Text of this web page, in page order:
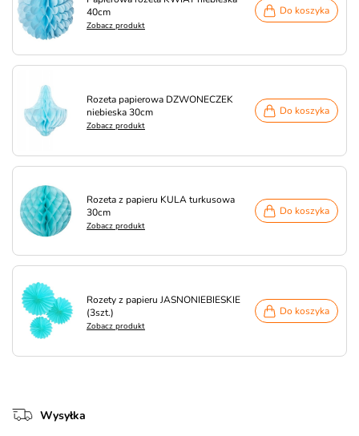
40cm
Zobacz produkt
Do koszyka
Rozeta papierowa DZWONECZEK
niebieska 30cm
Zobacz produkt
Do koszyka
Rozeta z papieru KULA turkusowa
30cm
Zobacz produkt
Do koszyka
Rozety z papieru JASNONIEBIESKIE
(3szt.)
Zobacz produkt
Do koszyka
Wysyłka